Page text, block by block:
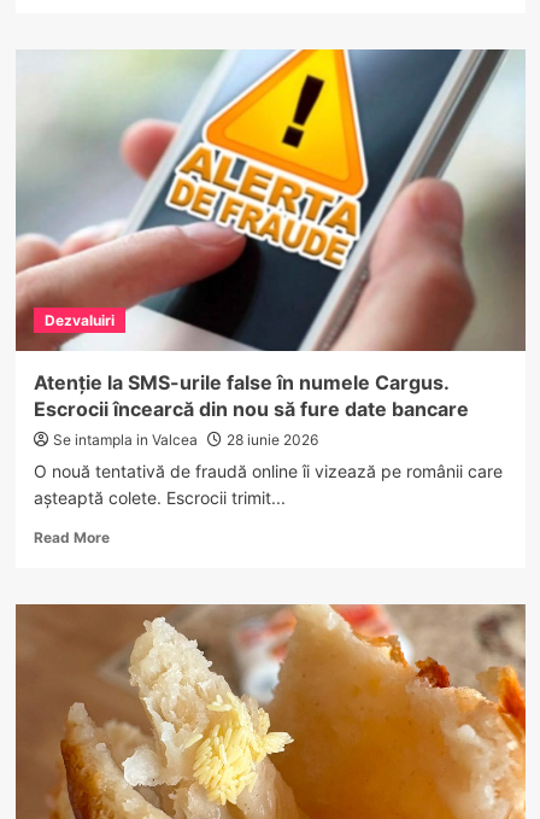
Canicula
camioanelor
Vâlcea.
Restricții
circulație
timp
de
două
zile
Dezvaluiri
Atenție la SMS-urile false în numele Cargus.
Escrocii încearcă din nou să fure date bancare
Se intampla in Valcea 28 iunie 2026
O nouă tentativă de fraudă online îi vizează pe românii care
așteaptă colete. Escrocii trimit...
Read MoreRead
Atenție
SMS-
urile
false
în
numele
Cargus.
Escrocii
încearcă